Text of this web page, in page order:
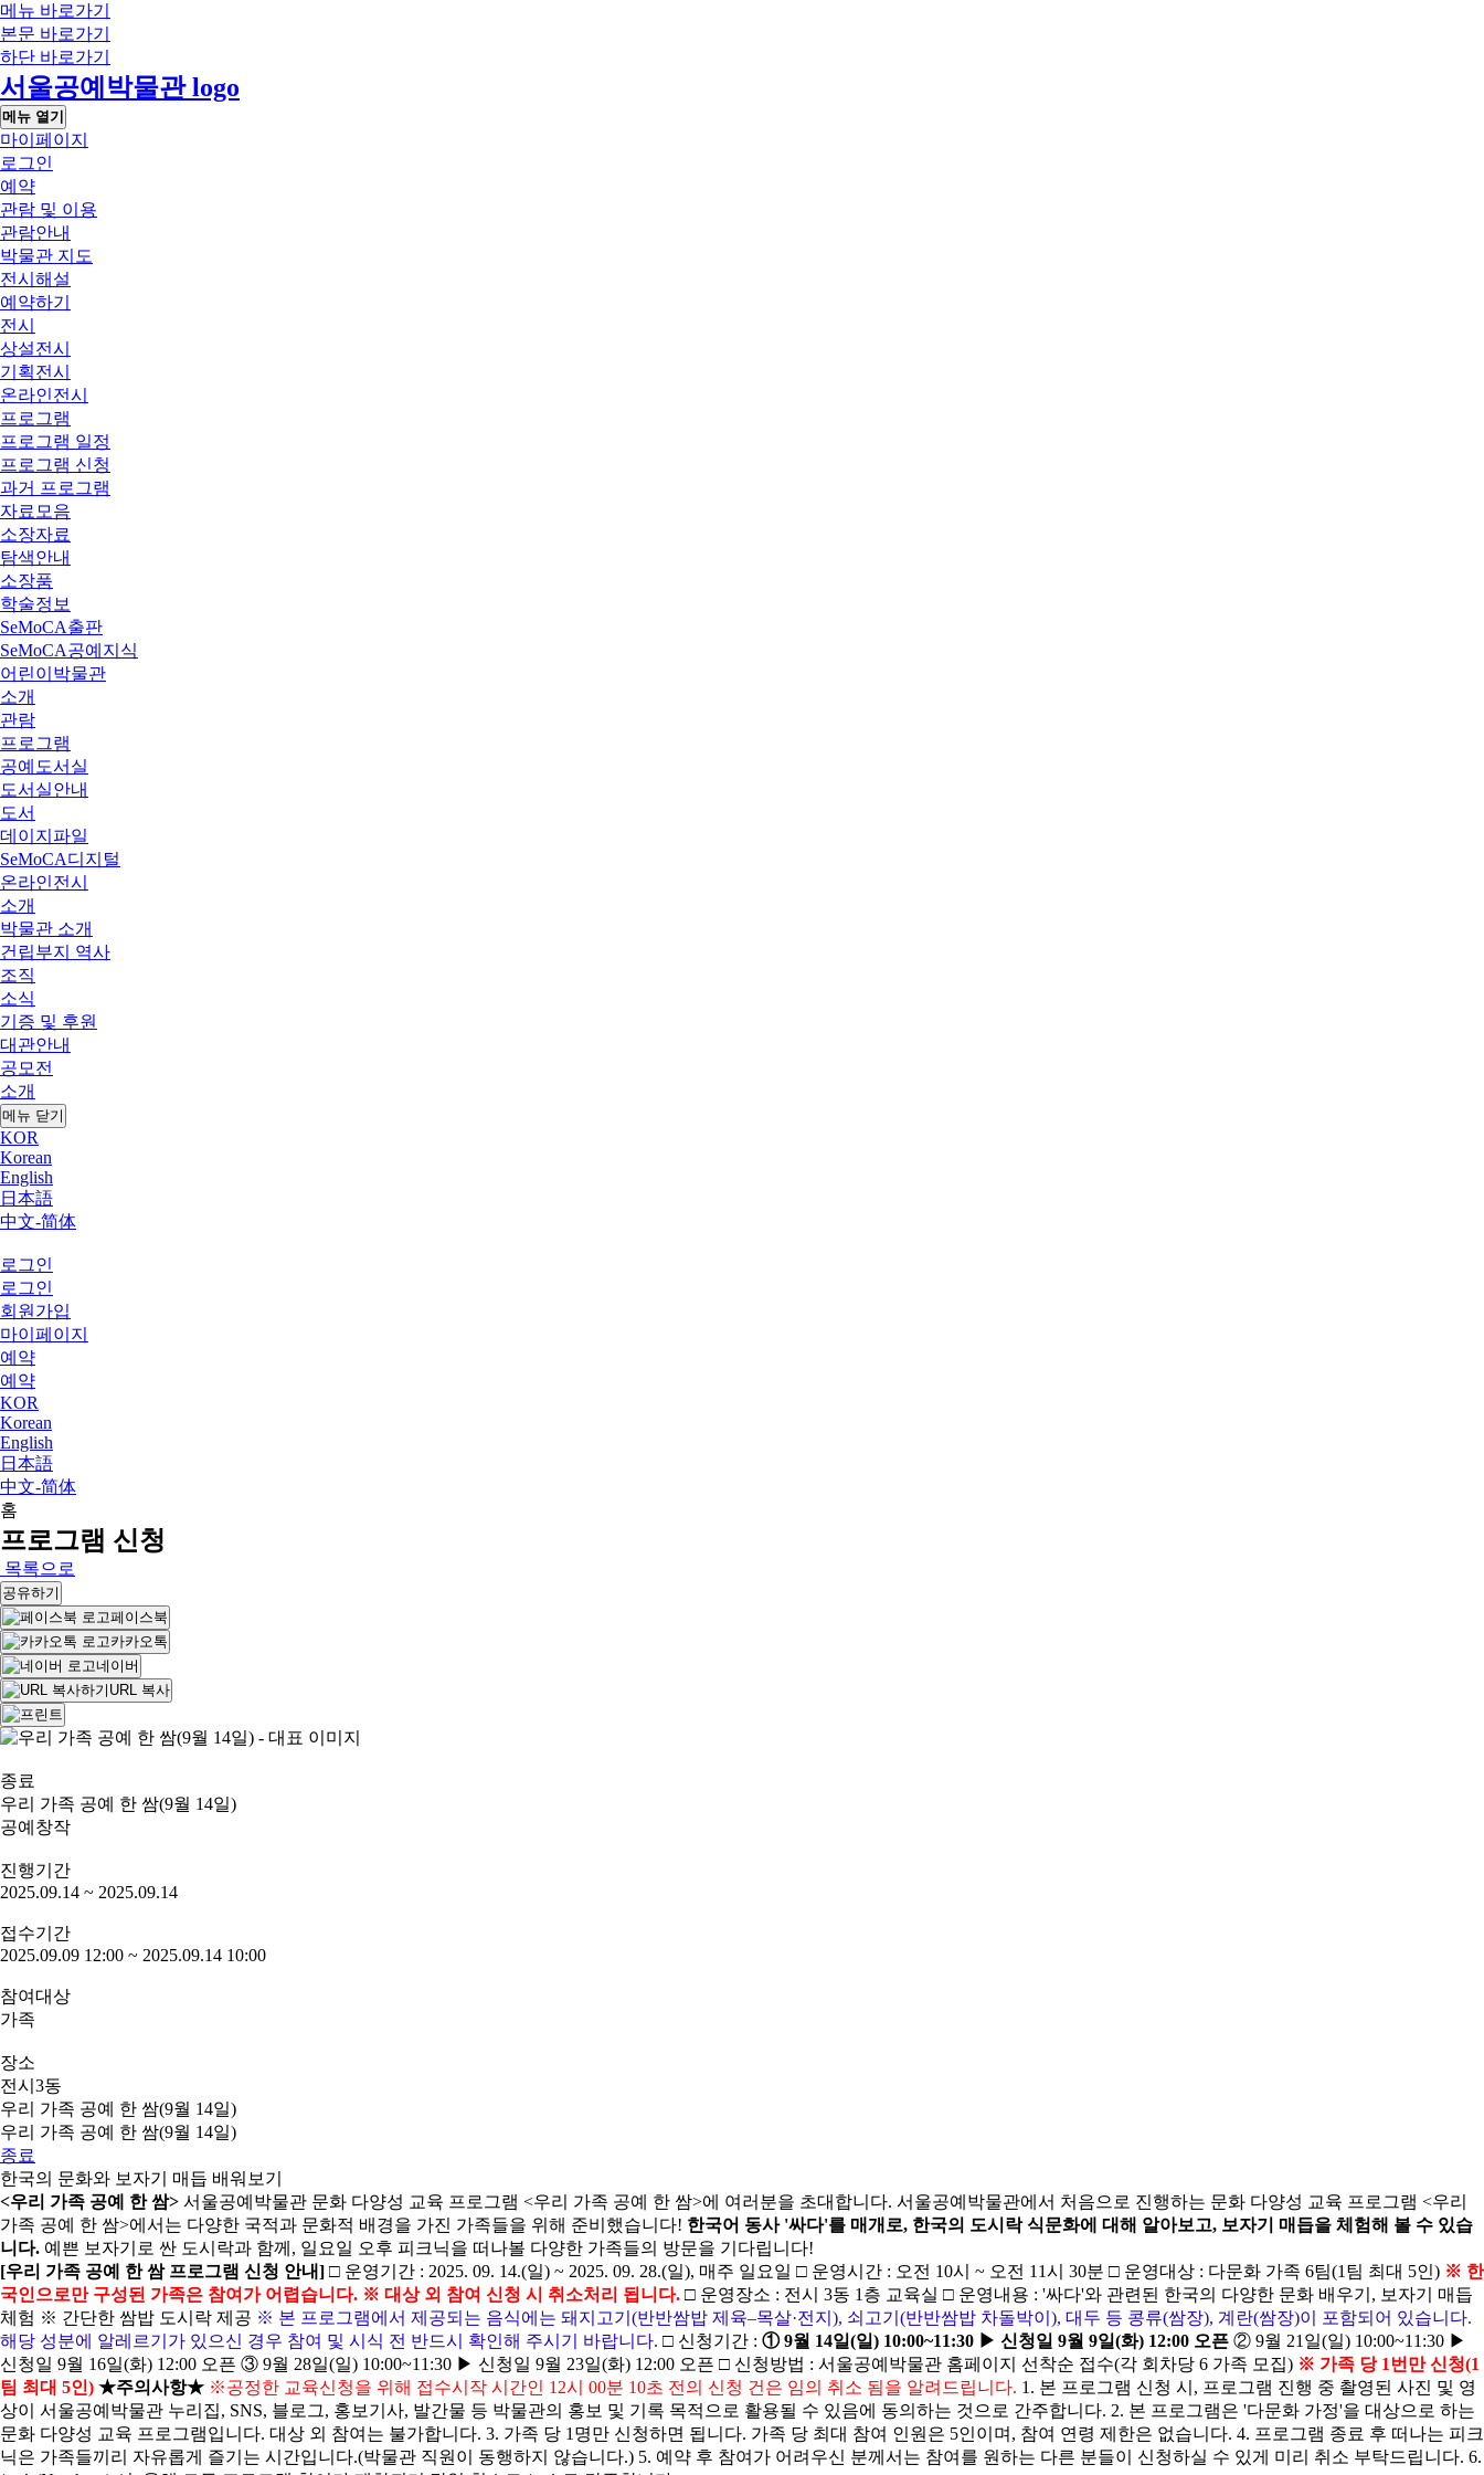
메뉴 바로가기
본문 바로가기
하단 바로가기
서울공예박물관 logo
메뉴 열기
마이페이지
로그인
예약
관람 및 이용
관람안내
박물관 지도
전시해설
예약하기
전시
상설전시
기획전시
온라인전시
프로그램
프로그램 일정
프로그램 신청
과거 프로그램
자료모음
소장자료
탐색안내
소장품
학술정보
SeMoCA출판
SeMoCA공예지식
어린이박물관
소개
관람
프로그램
공예도서실
도서실안내
도서
데이지파일
SeMoCA디지털
온라인전시
소개
박물관 소개
건립부지 역사
조직
소식
기증 및 후원
대관안내
공모전
소개
메뉴 닫기
KOR
Korean
English
日本語
中文-简体
로그인
로그인
회원가입
마이페이지
예약
예약
KOR
Korean
English
日本語
中文-简体
홈
프로그램 신청
목록으로
공유하기
페이스북
카카오톡
네이버
URL 복사
종료
우리 가족 공예 한 쌈(9월 14일)
공예창작
진행기간
2025.09.14 ~ 2025.09.14
접수기간
2025.09.09 12:00 ~ 2025.09.14 10:00
참여대상
가족
장소
전시3동
우리 가족 공예 한 쌈(9월 14일)
우리 가족 공예 한 쌈(9월 14일)
종료
한국의 문화와 보자기 매듭 배워보기
<우리 가족 공예 한 쌈> 서울공예박물관 문화 다양성 교육 프로그램 <우리 가족 공예 한 쌈>에 여러분을 초대합니다. 서울공예박물관에서 처음으로 진행하는 문화 다양성 교육 프로그램 <우리
가족 공예 한 쌈>에서는 다양한 국적과 문화적 배경을 가진 가족들을 위해 준비했습니다! 한국어 동사 '싸다'를 매개로, 한국의 도시락 식문화에 대해 알아보고, 보자기 매듭을 체험해 볼 수 있습
니다. 예쁜 보자기로 싼 도시락과 함께, 일요일 오후 피크닉을 떠나볼 다양한 가족들의 방문을 기다립니다!
[우리 가족 공예 한 쌈 프로그램 신청 안내] □ 운영기간 : 2025. 09. 14.(일) ~ 2025. 09. 28.(일), 매주 일요일 □ 운영시간 : 오전 10시 ~ 오전 11시 30분 □ 운영대상 : 다문화 가족 6팀(1팀 최대 5인) ※ 한
국인으로만 구성된 가족은 참여가 어렵습니다. ※ 대상 외 참여 신청 시 취소처리 됩니다. □ 운영장소 : 전시 3동 1층 교육실 □ 운영내용 : '싸다'와 관련된 한국의 다양한 문화 배우기, 보자기 매듭
체험 ※ 간단한 쌈밥 도시락 제공 ※ 본 프로그램에서 제공되는 음식에는 돼지고기(반반쌈밥 제육–목살·전지), 쇠고기(반반쌈밥 차돌박이), 대두 등 콩류(쌈장), 계란(쌈장)이 포함되어 있습니다.
해당 성분에 알레르기가 있으신 경우 참여 및 시식 전 반드시 확인해 주시기 바랍니다. □ 신청기간 : ① 9월 14일(일) 10:00~11:30 ▶ 신청일 9월 9일(화) 12:00 오픈 ② 9월 21일(일) 10:00~11:30 ▶
신청일 9월 16일(화) 12:00 오픈 ③ 9월 28일(일) 10:00~11:30 ▶ 신청일 9월 23일(화) 12:00 오픈 □ 신청방법 : 서울공예박물관 홈페이지 선착순 접수(각 회차당 6 가족 모집) ※ 가족 당 1번만 신청(1
팀 최대 5인) ★주의사항★ ※공정한 교육신청을 위해 접수시작 시간인 12시 00분 10초 전의 신청 건은 임의 취소 됨을 알려드립니다. 1. 본 프로그램 신청 시, 프로그램 진행 중 촬영된 사진 및 영
상이 서울공예박물관 누리집, SNS, 블로그, 홍보기사, 발간물 등 박물관의 홍보 및 기록 목적으로 활용될 수 있음에 동의하는 것으로 간주합니다. 2. 본 프로그램은 '다문화 가정'을 대상으로 하는
문화 다양성 교육 프로그램입니다. 대상 외 참여는 불가합니다. 3. 가족 당 1명만 신청하면 됩니다. 가족 당 최대 참여 인원은 5인이며, 참여 연령 제한은 없습니다. 4. 프로그램 종료 후 떠나는 피크
닉은 가족들끼리 자유롭게 즐기는 시간입니다.(박물관 직원이 동행하지 않습니다.) 5. 예약 후 참여가 어려우신 분께서는 참여를 원하는 다른 분들이 신청하실 수 있게 미리 취소 부탁드립니다. 6.